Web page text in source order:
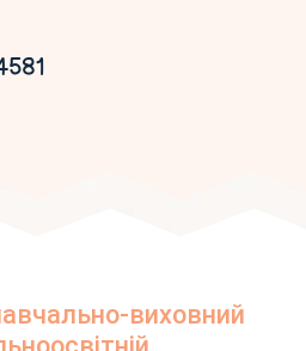
виховний